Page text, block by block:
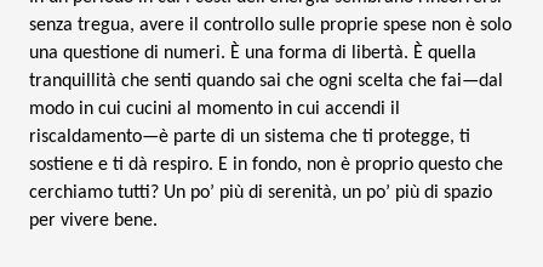
senza tregua, avere il controllo sulle proprie spese non è solo
una questione di numeri. È una forma di libertà. È quella
tranquillità che senti quando sai che ogni scelta che fai—dal
modo in cui cucini al momento in cui accendi il
riscaldamento—è parte di un sistema che ti protegge, ti
sostiene e ti dà respiro. E in fondo, non è proprio questo che
cerchiamo tutti? Un po’ più di serenità, un po’ più di spazio
per vivere bene.